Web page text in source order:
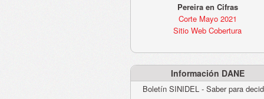
Pereira en Cifras
Corte Mayo 2021
Sitio Web Cobertura
Información DANE
Boletín SINIDEL - Saber para